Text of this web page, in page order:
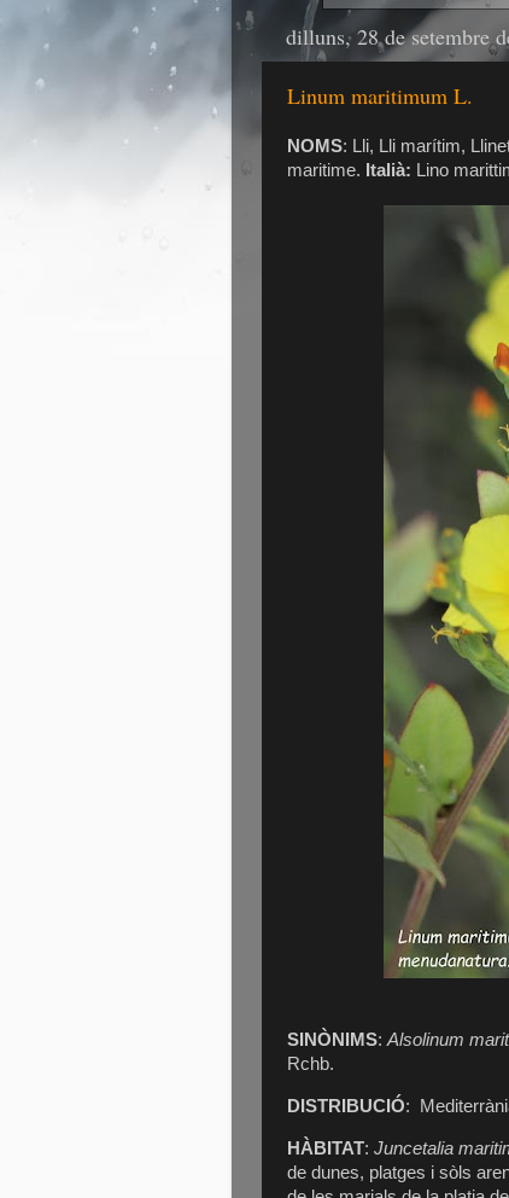
dilluns, 28 de setembre
Linum maritimum L.
NOMS: Lli, Lli marítim,
maritime. Italià: Lino
SINÒNIMS: Alsolinum
Rchb.
DISTRIBUCIÓ:
HÀBITAT: Juncetalia
de dunes, platges i sòls